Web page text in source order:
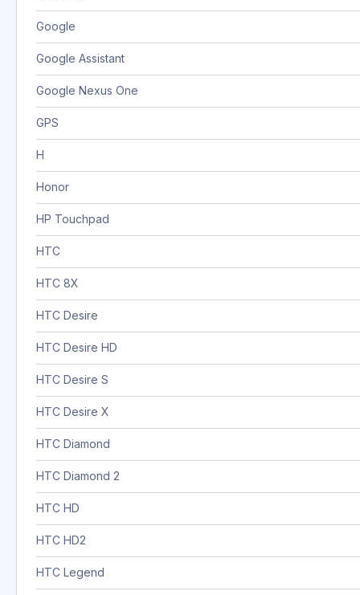
Google
Google Assistant
Google Nexus One
GPS
H
Honor
HP Touchpad
HTC
HTC 8X
HTC Desire
HTC Desire HD
HTC Desire S
HTC Desire X
HTC Diamond
HTC Diamond 2
HTC HD
HTC HD2
HTC Legend